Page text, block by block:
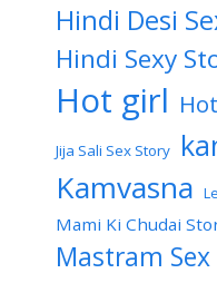
Hindi Desi
Hindi Sexy
Hot girl
Jija Sali Sex Story
Kamvasna
Mami Ki Chudai
Mastram